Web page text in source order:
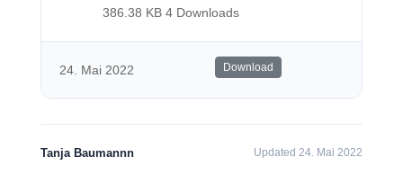
386.38 KB 4 Downloads
24. Mai 2022 Download
Tanja Baumannn Updated 24. Mai 2022